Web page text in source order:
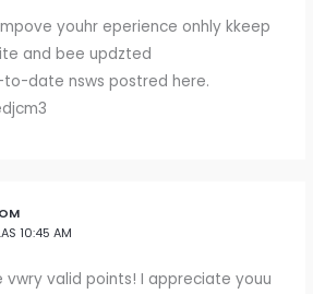
youhr eperience onhly kkeep
and bee updzted
date nsws postred here.
10:45 AM
vwry valid points! I appreciate youu